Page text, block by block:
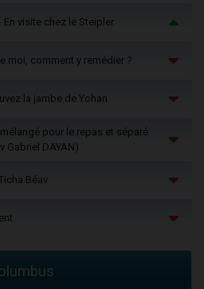
visite chez le Steipler
moi, comment y remédier ?
la jambe de Yohan
pour le repas et séparé
Gabriel DAYAN)
Béav